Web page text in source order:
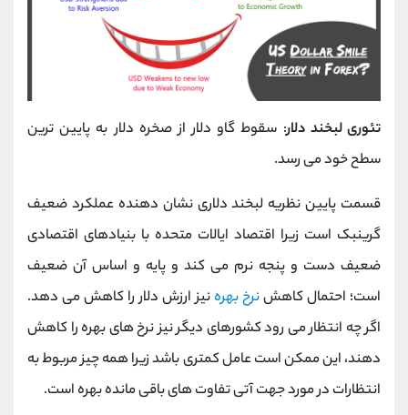
تئوری لبخند دلار: سقوط گاو دلار از صخره دلار به پایین ‌ترین
سطح خود می ‌رسد.
قسمت پایین نظریه لبخند دلاری نشان دهنده عملکرد ضعیف
گرینبک است زیرا اقتصاد ایالات متحده با بنیادهای اقتصادی
ضعیف دست و پنجه نرم می‌ کند و پایه و اساس آن ضعیف
است؛ احتمال کاهشنرخ بهرهنیز ارزش دلار را کاهش می ‌دهد.
اگر چه انتظار می‌ رود کشورهای دیگر نیز نرخ ‌های بهره را کاهش
دهند، این ممکن است عامل کمتری باشد زیرا همه چیز مربوط به
انتظارات در مورد جهت آتی تفاوت‌ های باقی ‌مانده بهره است.